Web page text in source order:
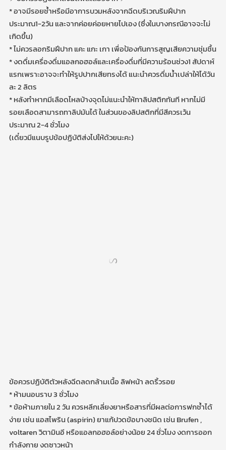
* อาจมีรอยช้ำหรือมีอาการบวมหลังจากฉีดบริเวณริมฝีปาก
ประมาณ1-2วัน และจากค่อยค่อยหายไปเอง (ซึ่งในบางกรณีอาจจะไม่
เกิดขึ้น)
* ไม่ควรลอกริมฝีปาก แคะ แกะ เกา เพื่อป้องกันการสูญเสียความชุ่มชื้น
* งดดื่มเครื่องดื่มแอลกอฮอล์และเครื่องดื่มที่มีความร้อนช่วง1 สัปดาห์
แรกเพราะอาจจะทำให้รูปปากเสียทรงได้ แนะนำควรดื่มน้ำเปล่าให้ได้วัน
ละ 2 ลิตร
* หลังทำหากมีเลือดไหลบ้างจุดไม่แนะนำให้ทาลิปสติกทันที หากไม่มี
รอยเลือดสามารถทาลิปมันได้ ในส่วนของลิปสติกที่มีสีควรเว้น
ประมาณ 2-4 ชั่วโมง
(เดี๋ยวมีแนบรูปข้อปฏิบัติส่งไปให้ด้วยนะคะ)
ข้อควรปฏิบัติตัวหลังฉีดลดกล้ามเนื้อ ลิฟหน้า ลดริ้วรอย
* ห้ามนอนราบ 3 ชั่วโมง
* ข้อห้ามภายใน 2 วัน ควรหลีกเลี่ยงยาหรือสารที่มีผลต่อการฟกช้ำได้
ง่าย เช่น แอสไพริน (aspirin) ยาแก้ปวดข้อบางชนิด เช่น Brufen ,
voltaren วิตามินอี หรือแอลกอฮอล์อย่างน้อย 24 ชั่วโมง งดการออก
กำลังกาย งดซาวหน้า